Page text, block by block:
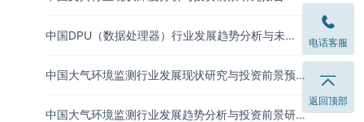
中国DPU（数据处理器）行业发展趋势分析与未来
中国大气环境监测行业发展现状研究与投资前景预
中国大气环境监测行业发展趋势分析与投资前景研
电话客服
返回顶部